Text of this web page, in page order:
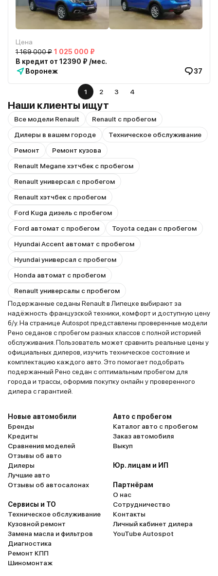
Цена
1 169 000 ₽ 1 025 000 ₽
В кредит от 12390 ₽ /мес.
Воронеж
37
1 2 3 4
Наши клиенты ищут
Все модели Renault
Renault с пробегом
Дилеры в вашем городе
Техническое обслуживание
Ремонт
Ремонт кузова
Renault Megane хэтчбек с пробегом
Renault универсал с пробегом
Renault хэтчбек с пробегом
Ford Kuga дизель с пробегом
Ford автомат с пробегом
Toyota седан с пробегом
Hyundai Accent автомат с пробегом
Hyundai универсал с пробегом
Honda автомат с пробегом
Renault универсалы с пробегом
Подержанные седаны Renault в Липецке выбирают за
надёжность французской техники, комфорт и доступную цену
б/у. На странице Autospot представлены проверенные модели
Рено седанов с пробегом разных классов с полной историей
обслуживания. Пользователь может сравнить реальные цены у
официальных дилеров, изучить техническое состояние и
комплектацию каждого авто. Это помогает подобрать
подержанный Рено седан с оптимальным пробегом для
города и трассы, оформив покупку онлайн у проверенного
дилера с гарантией.
Новые автомобили
Бренды
Кредиты
Сравнения моделей
Отзывы об авто
Дилеры
Лучшие авто
Отзывы об автосалонах
Сервисы и ТО
Техническое обслуживание
Кузовной ремонт
Замена масла и фильтров
Диагностика
Ремонт КПП
Шиномонтаж
Авто с пробегом
Каталог авто с пробегом
Заказ автомобиля
Выкуп
Юр. лицам и ИП
Партнёрам
О нас
Сотрудничество
Контакты
Личный кабинет дилера
YouTube Autospot